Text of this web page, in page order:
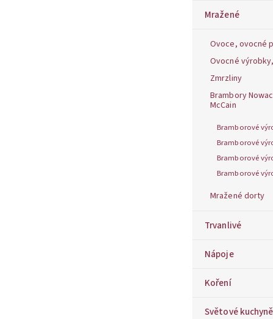
Mražené
Ovoce, ovocné
Ovocné
Zmrzliny
Brambory
McCain
Bramborové
Bramborové
Bramborové
Bramborové
Mražené dorty
Trvanlivé
Nápoje
Koření
Světové kuchyně